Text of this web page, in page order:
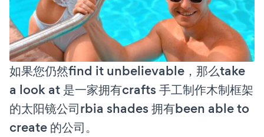
如果您仍然find it unbelievable，那么take
a look at 是一家拥有crafts 手工制作木制框架
的太阳镜公司rbia shades 拥有been able to
create 的公司。